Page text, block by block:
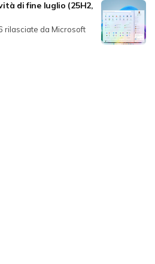
di fine luglio (25H2,
rilasciate da Microsoft